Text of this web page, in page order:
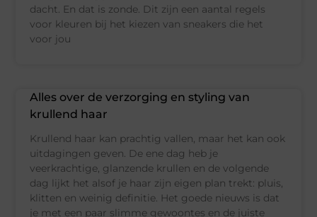
dacht. En dat is zonde. Dit zijn een aantal regels
voor kleuren bij het kiezen van sneakers die het
voor jou
Alles over de verzorging en styling van
krullend haar
Krullend haar kan prachtig vallen, maar het kan ook
uitdagingen geven. De ene dag heb je
veerkrachtige, glanzende krullen en de volgende
dag lijkt het alsof je haar zijn eigen plan trekt: pluis,
klitten en weinig definitie. Het goede nieuws is dat
je met een paar slimme gewoontes en de juiste